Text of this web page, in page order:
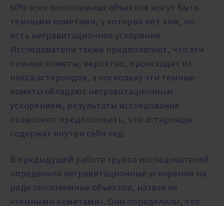
60% всех околоземных объектов могут быть
темными кометами, у которых нет ком, но
есть негравитационное ускорение.
Исследователи также предполагают, что эти
темные кометы, вероятно, происходят из
пояса астероидов, а поскольку эти темные
кометы обладают негравитационным
ускорением, результаты исследования
позволяют предположить, что астероиды
содержат внутри себя лед.
В предыдущей работе группа исследователей
определила негравитационные ускорения на
ряде околоземных объектов, назвав их
«темными кометами». Они определили, что